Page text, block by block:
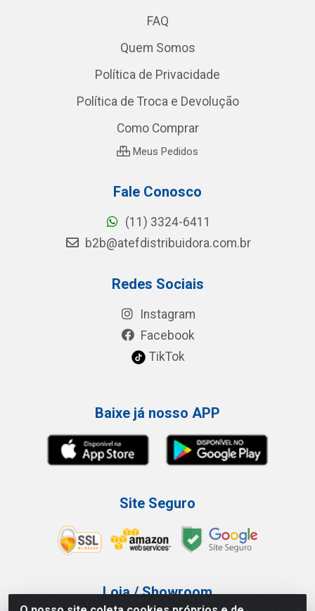
FAQ
Quem Somos
Política de Privacidade
Política de Troca e Devolução
Como Comprar
Meus Pedidos
Fale Conosco
(11) 3324-6411
b2b@atefdistribuidora.com.br
Redes Sociais
Instagram
Facebook
TikTok
Baixe já nosso APP
Site Seguro
Loja / Showroom